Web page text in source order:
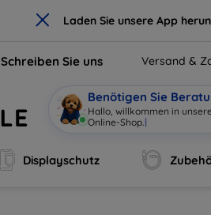
× Laden Sie unsere App
Schreiben Sie uns Versand &
Benötigen Sie
Hallo, willkommen in
Online-Shop. |
Displayschutz